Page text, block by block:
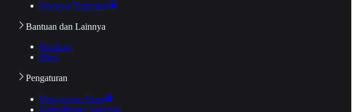
Riwayat Tontonan
Bantuan dan Lainnya
Bantuan
Blog
Pengaturan
Pengaturan Akun
Pemeriksaan Jaringan